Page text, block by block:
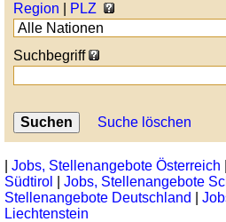
Region PLZ
Suchbegriff
Suche löschen
Jobs, Stellenangebote Österreich
Südtirol
Jobs, Stellenangebote
Stellenangebote Deutschland
Liechtenstein